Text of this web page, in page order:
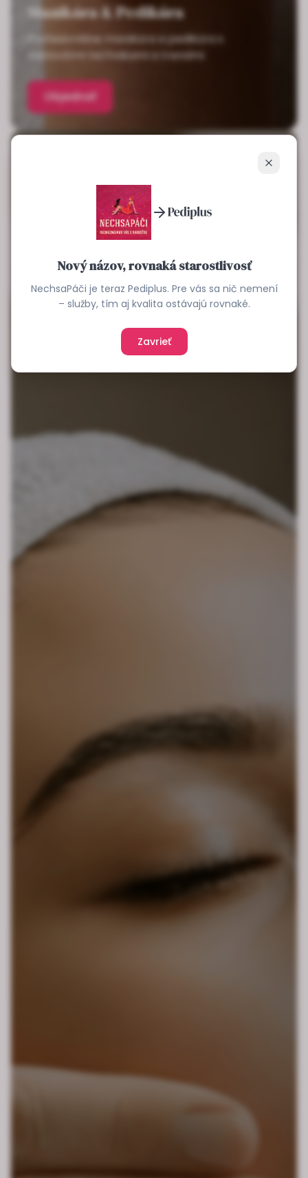
Zavrieť
Nový názov, rovnaká starostlivosť
NechsaPáči je teraz Pediplus. Pre vás sa nič nemení
– služby, tím aj kvalita ostávajú rovnaké.
Zavrieť
Manikúra & Pedikúra
Profesionálne manikúra a pedikúra s
najnovšími technikami a trendmi
Objednať